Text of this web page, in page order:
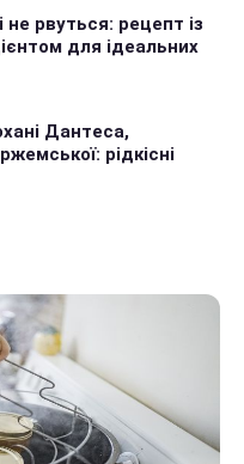
не рвуться: рецепт із
для ідеальних
Дантеса,
рідкісні